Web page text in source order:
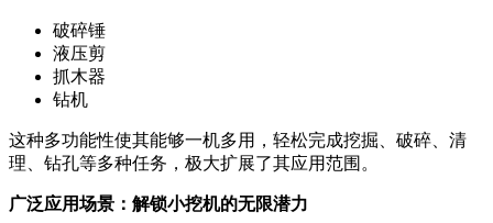
破碎锤
液压剪
抓木器
钻机
这种多功能性使其能够一机多用，轻松完成挖掘、破碎、清
理、钻孔等多种任务，极大扩展了其应用范围。
广泛应用场景：解锁小挖机的无限潜力